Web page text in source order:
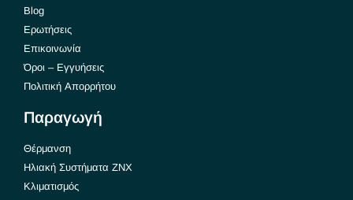
Blog
Ερωτήσεις
Επικοινωνία
Όροι – Εγγυήσεις
Πολιτική Απορρήτου
Παραγωγή
Θέρμανση
Ηλιακή Συστήματα ΖΝΧ
Κλιματισμός